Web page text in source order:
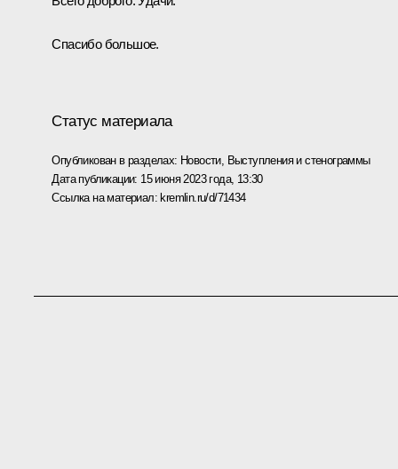
Спасибо большое.
Статус материала
Опубликован в разделах: Новости, Выступления и стенограммы
Дата публикации: 15 июня 2023 года, 13:30
Ссылка на материал: kremlin.ru/d/71434